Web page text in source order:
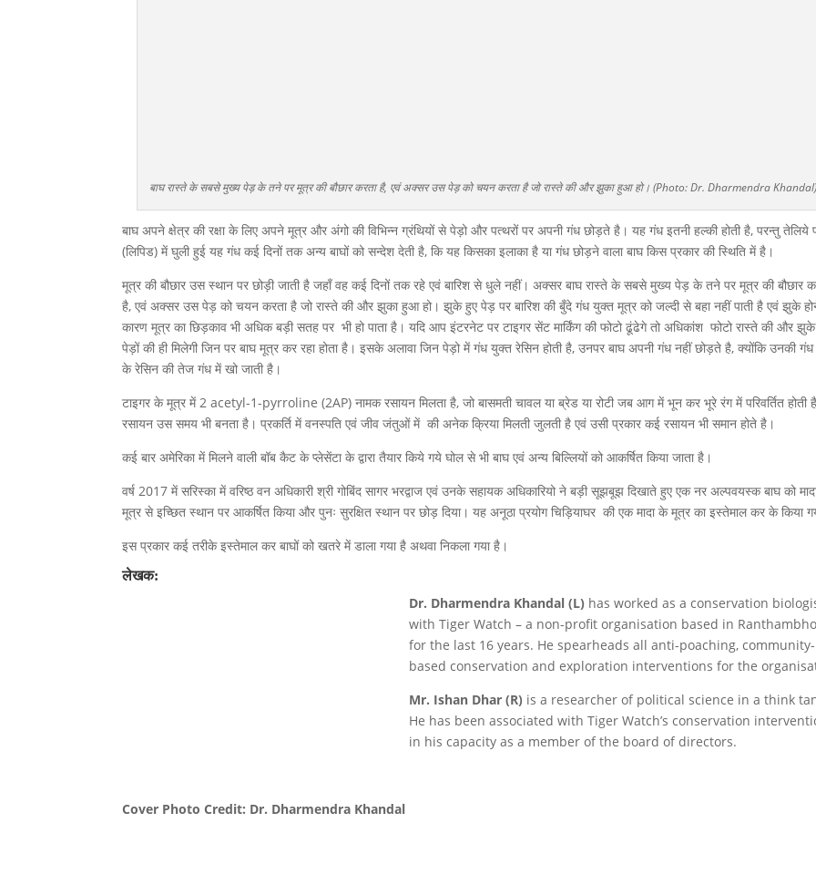
बाघ रास्ते के सबसे मुख्य पेड़ के तने पर मूत्र की बौछार करता है, एवं अक्सर उस पेड़ को चयन करता है जो रास्ते की और झुका हुआ हो। (Photo: Dr. Dharmendra Khandal)
बाघ अपने क्षेत्र की रक्षा के लिए अपने मूत्र और अंगो की विभिन्न ग्रंथियों से पेड़ो और पत्थरों पर अपनी गंध छोड़ते है। यह गंध इतनी हल्की होती है, परन्तु तेलिये
(लिपिड) में घुली हुई यह गंध कई दिनों तक अन्य बाघों को सन्देश देती है, कि यह किसका इलाका है या गंध छोड़ने वाला बाघ किस प्रकार की स्थिति में है।
मूत्र की बौछार उस स्थान पर छोड़ी जाती है जहाँ वह कई दिनों तक रहे एवं बारिश से धुले नहीं। अक्सर बाघ रास्ते के सबसे मुख्य पेड़ के तने पर मूत्र की बौछार
है, एवं अक्सर उस पेड़ को चयन करता है जो रास्ते की और झुका हुआ हो। झुके हुए पेड़ पर बारिश की बुँदे गंध युक्त मूत्र को जल्दी से बहा नहीं पाती है एवं झुके
कारण मूत्र का छिड़काव भी अधिक बड़ी सतह पर भी हो पाता है। यदि आप इंटरनेट पर टाइगर सेंट मार्किंग की फोटो ढूंढेगे तो अधिकांश फोटो रास्ते की और
पेड़ों की ही मिलेगी जिन पर बाघ मूत्र कर रहा होता है। इसके अलावा जिन पेड़ो में गंध युक्त रेसिन होती है, उनपर बाघ अपनी गंध नहीं छोड़ते है, क्योंकि उनकी
के रेसिन की तेज गंध में खो जाती है।
टाइगर के मूत्र में 2 acetyl-1-pyrroline (2AP) नामक रसायन मिलता है, जो बासमती चावल या ब्रेड या रोटी जब आग में भून कर भूरे रंग में परिवर्तित होती
रसायन उस समय भी बनता है। प्रकर्ति में वनस्पति एवं जीव जंतुओं में की अनेक क्रिया मिलती जुलती है एवं उसी प्रकार कई रसायन भी समान होते है।
कई बार अमेरिका में मिलने वाली बॉब कैट के प्लेसेंटा के द्वारा तैयार किये गये घोल से भी बाघ एवं अन्य बिल्लियों को आकर्षित किया जाता है।
वर्ष 2017 में सरिस्का में वरिष्ठ वन अधिकारी श्री गोबिंद सागर भरद्वाज एवं उनके सहायक अधिकारियो ने बड़ी सूझबूझ दिखाते हुए एक नर अल्पवयस्क बाघ को
मूत्र से इच्छित स्थान पर आकर्षित किया और पुनः सुरक्षित स्थान पर छोड़ दिया। यह अनूठा प्रयोग चिड़ियाघर की एक मादा के मूत्र का इस्तेमाल कर के किया
इस प्रकार कई तरीके इस्तेमाल कर बाघों को खतरे में डाला गया है अथवा निकला गया है।
लेखक:
Dr. Dharmendra Khandal (L) has worked as a conservation
with Tiger Watch – a non-profit organisation based in
for the last 16 years. He spearheads all anti-poaching, community-
based conservation and exploration interventions for the
Mr. Ishan Dhar (R) is a researcher of political science in a think
He has been associated with Tiger Watch’s conservation
in his capacity as a member of the board of directors.
Cover Photo Credit: Dr. Dharmendra Khandal